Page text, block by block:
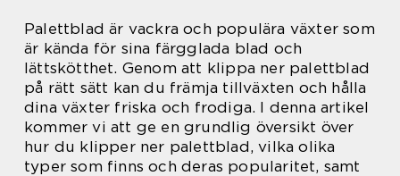
Palettblad är vackra och populära växter som
är kända för sina färgglada blad och
lättskötthet. Genom att klippa ner palettblad
på rätt sätt kan du främja tillväxten och hålla
dina växter friska och frodiga. I denna artikel
kommer vi att ge en grundlig översikt över
hur du klipper ner palettblad, vilka olika
typer som finns och deras popularitet, samt